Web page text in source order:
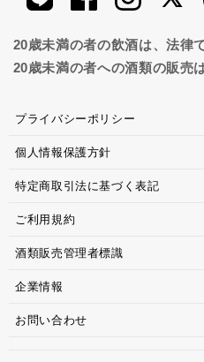
20歳未満の者の飲酒は、法律
20歳未満の者への酒類の販売
プライバシーポリシー
個人情報保護方針
特定商取引法に基づく表記
ご利用規約
酒類販売管理者標識
企業情報
お問い合わせ